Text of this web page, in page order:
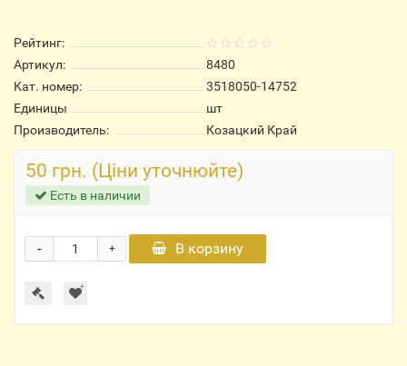
Рейтинг:
Артикул:
8480
Кат. номер:
3518050-14752
Единицы
шт
Производитель:
Козацкий Край
50 грн. (Ціни уточнюйте)
Есть в наличии
+
- В корзину